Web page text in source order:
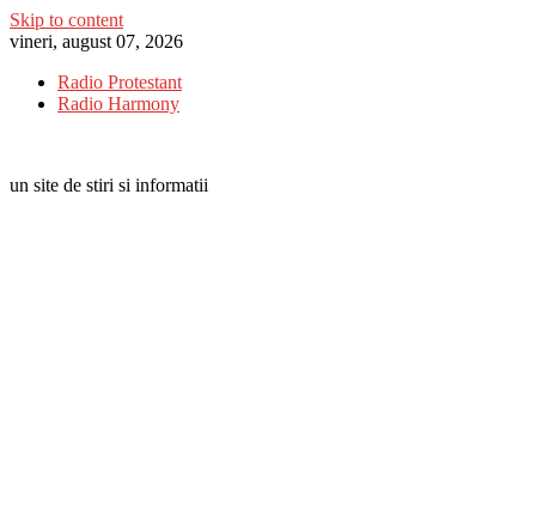
Skip to content
vineri, august 07, 2026
Radio Protestant
Radio Harmony
un site de stiri si informatii